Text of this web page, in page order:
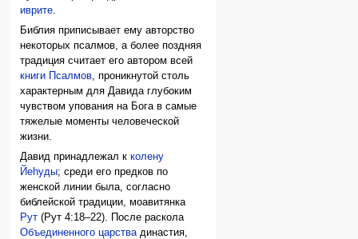
иврите
Библия приписывает ему авторство
некоторых псалмов, а более поздняя
традиция считает его автором всей
книги Псалмов, проникнутой столь
характерным для Давида глубоким
чувством упования на Бога в самые
тяжелые моменты человеческой
жизни.
Давид принадлежал кколену
Йеhуды; среди его предков по
женской линии была, согласно
библейской традиции, моавитянка
Рут (Рут 4:18–22). После раскола
Объединенного царствадинастия,